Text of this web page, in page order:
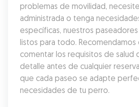
problemas de movilidad,
administrada o tenga
específicas, nuestros
listos para todo.
comentar los requisitos de salud
detalle antes de cualquier
que cada paseo se adapte
necesidades de tu perro.